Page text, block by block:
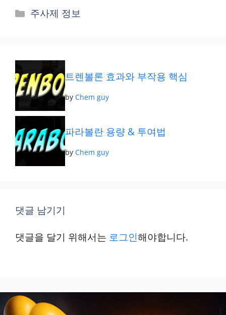
카
주사제 정보
트렌볼론 효과와 부작용 핵심
byChem guy
파라볼란 용량 & 투여법
byChem guy
댓글 남기기
댓글을 달기 위해서는 로그인해야합니다.